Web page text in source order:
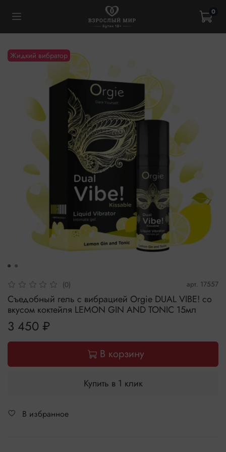
0
Жидкий вибратор
(0) арт. 17557
Съедобный гель с вибрацией Orgie DUAL VIBE! со
вкусом коктейля LEMON GIN AND TONIC 15мл
3 450 ₽
В корзину
Купить в 1 клик
В избранное